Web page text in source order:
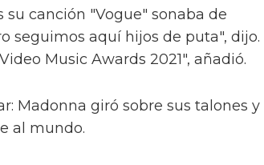
canción "Vogue" sonaba de
seguimos aquí hijos de puta", dijo.
Music Awards 2021", añadió.
Madonna giró sobre sus talones y
al mundo.